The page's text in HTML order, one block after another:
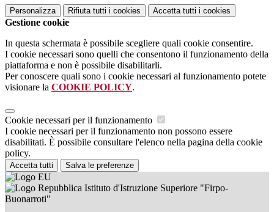
Personalizza Rifiuta tutti i cookies Accetta tutti i cookies
Gestione cookie
In questa schermata è possibile scegliere quali cookie consentire.
I cookie necessari sono quelli che consentono il funzionamento della
piattaforma e non è possibile disabilitarli.
Per conoscere quali sono i cookie necessari al funzionamento potete
visionare la COOKIE POLICY.
Cookie necessari per il funzionamento
I cookie necessari per il funzionamento non possono essere
disabilitati. È possibile consultare l'elenco nella pagina della cookie
policy.
Accetta tutti Salva le preferenze
Istituto d'Istruzione Superiore "Firpo-
Buonarroti"